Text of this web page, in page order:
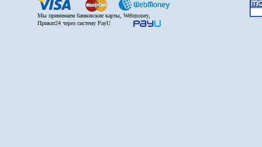
Мы принимаем банковские карты, Webmoney,
Приват24 через систему PayU